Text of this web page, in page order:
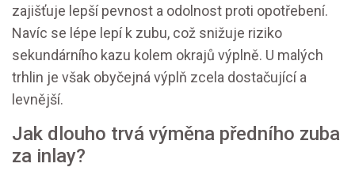
zajišťuje lepší pevnost a odolnost proti opotřebení.
Navíc se lépe lepí k zubu, což snižuje riziko
sekundárního kazu kolem okrajů výplně. U malých
trhlin je však obyčejná výplň zcela dostačující a
levnější.
Jak dlouho trvá výměna předního zuba
za inlay?